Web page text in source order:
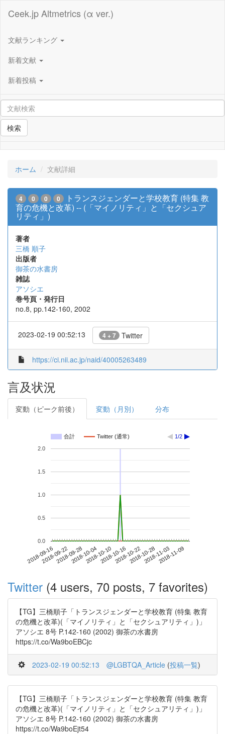
Ceek.jp Altmetrics (α ver.)
文献ランキング
新着文献
新着投稿
検索
ホーム 文献詳細
4 0 0 0
トランスジェンダーと学校教育 (特集 教
育の危機と改革) -- (「マイノリティ」と「セクシュア
リティ」)
著者
三橋 順子
出版者
御茶の水書房
雑誌
アソシエ
巻号頁・発行日
no.8, pp.142-160, 2002
2023-02-19 00:52:13 4 + 7 Twitter
https://ci.nii.ac.jp/naid/40005263489
言及状況
変動（ピーク前後） 変動（月別） 分布
合計 Twitter (通常) 1/2
2018-09-162018-09-222018-09-282018-10-042018-10-102018-10-162018-10-222018-10-282018-11-032018-11-09
0.0
0.5
1.0
1.5
2.0
Twitter (4 users, 70 posts, 7 favorites)
【TG】三橋順子「トランスジェンダーと学校教育 (特集 教育
の危機と改革)(「マイノリティ」と「セクシュアリティ」)」
アソシエ 8号 P.142-160 (2002) 御茶の水書房
https://t.co/Wa9boEBCjc
2023-02-19 00:52:13 @LGBTQA_Article (投稿一覧)
【TG】三橋順子「トランスジェンダーと学校教育 (特集 教育
の危機と改革)(「マイノリティ」と「セクシュアリティ」)」
アソシエ 8号 P.142-160 (2002) 御茶の水書房
https://t.co/Wa9boEjt54